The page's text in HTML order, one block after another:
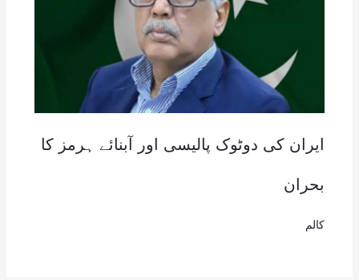
ایران کی دوٹوک پالیسی اور آبنائے ہرمز کا
بحران
کالم